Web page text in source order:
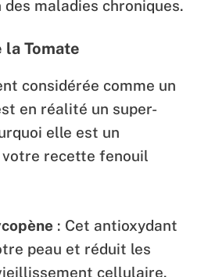
maladies chroniques.
la Tomate
considérée comme un
en réalité un super-
elle est un
recette fenouil
: Cet antioxydant
peau et réduit les
cellulaire.